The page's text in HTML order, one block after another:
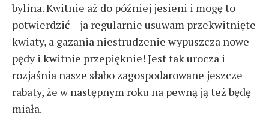
bylina. Kwitnie aż do później jesieni i mogę to
potwierdzić – ja regularnie usuwam przekwitnięte
kwiaty, a gazania niestrudzenie wypuszcza nowe
pędy i kwitnie przepięknie! Jest tak urocza i
rozjaśnia nasze słabo zagospodarowane jeszcze
rabaty, że w następnym roku na pewną ją też będę
miała.